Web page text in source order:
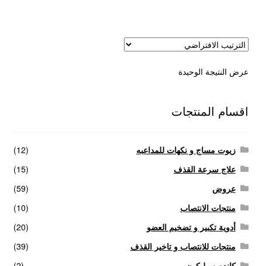
علاج سرعة القذف
كاندم سيليكون
لانجيري مثير
منتجات خاصة بالزوج
منتجات خاصة بالزوجة
منتجات لاثارة الزوجه
منتجات للانتصاب و تاخير القذف
عرض النتيجة الوحيدة
اقسام المنتجات
زيوت مساج و نكهات للمداعبه
(12)
علاج سرعة القذف
(15)
عروض
(59)
منتجات الانتصاب
(10)
أدوية تكبير و تضخيم العضو
(20)
منتجات للانتصاب و تاخير القذف
(39)